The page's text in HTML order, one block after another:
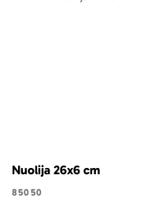
Nuolija 26x6 cm
85050